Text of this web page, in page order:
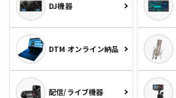
DJ機器
DTM オンライン納品
配信/ライブ機器